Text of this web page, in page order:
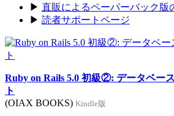
▶ 直販によるペーパーバック版
▶ 読者サポートページ
Ruby on Rails 5.0 初級②: データベー
ト
(OIAX BOOKS) Kindle版